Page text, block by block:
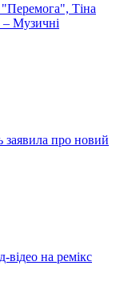
Тіна
Музичні
заявила про новий
на ремікс